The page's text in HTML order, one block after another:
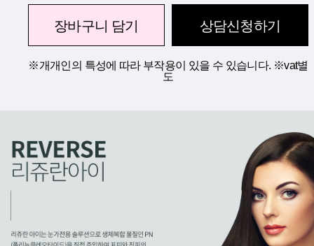
장바구니 담기 상담신청하기
※개개인의 특성에 따라 부작용이 있을 수 있습니다. ※vat별
도